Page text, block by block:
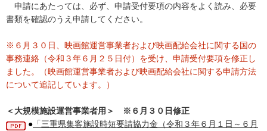
申請にあたっては、必ず、申請受付要項の内容をよく読み、必要
書類を確認のうえ申請してください。
※６月３０日、映画館運営事業者および映画配給会社に関する国の
事務連絡（令和３年６月２５日付）を受け、申請受付要項を修正し
ました。（映画館運営事業者および映画配給会社に関する申請方法
について追記しています。）
＜大規模施設運営事業者用＞ ※６月３０日修正
● 「三重県集客施設時短要請協力金（令和３年６月１日～６月